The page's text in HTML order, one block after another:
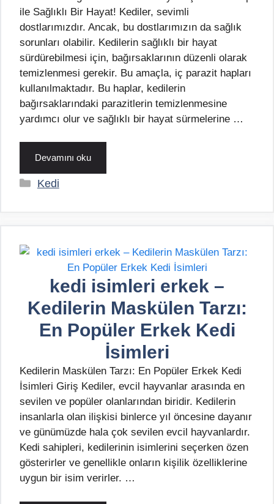
ile Sağlıklı Bir Hayat! Kediler, sevimli
dostlarımızdır. Ancak, bu dostlarımızın da sağlık
sorunları olabilir. Kedilerin sağlıklı bir hayat
sürdürebilmesi için, bağırsaklarının düzenli olarak
temizlenmesi gerekir. Bu amaçla, iç parazit hapları
kullanılmaktadır. Bu haplar, kedilerin
bağırsaklarındaki parazitlerin temizlenmesine
yardımcı olur ve sağlıklı bir hayat sürmelerine …
Devamını oku
Kategoriler
Kedi
kedi isimleri erkek –
Kedilerin Maskülen Tarzı:
En Popüler Erkek Kedi
İsimleri
Kedilerin Maskülen Tarzı: En Popüler Erkek Kedi
İsimleri Giriş Kediler, evcil hayvanlar arasında en
sevilen ve popüler olanlarından biridir. Kedilerin
insanlarla olan ilişkisi binlerce yıl öncesine dayanır
ve günümüzde hala çok sevilen evcil hayvanlardır.
Kedi sahipleri, kedilerinin isimlerini seçerken özen
gösterirler ve genellikle onların kişilik özelliklerine
uygun bir isim verirler. …